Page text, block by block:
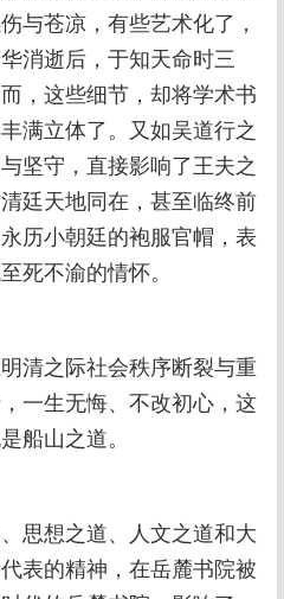
与苍凉，有些艺术化了，
消逝后，于知天命时三
，这些细节，却将学术书
满立体了。又如吴道行之
坚守，直接影响了王夫之
廷天地同在，甚至临终前
历小朝廷的袍服官帽，表
死不渝的情怀。
清之际社会秩序断裂与重
一生无悔、不改初心，这
船山之道。
思想之道、人文之道和大
表的精神，在岳麓书院被